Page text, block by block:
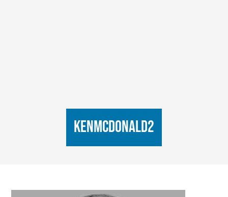
KenMcDonald2